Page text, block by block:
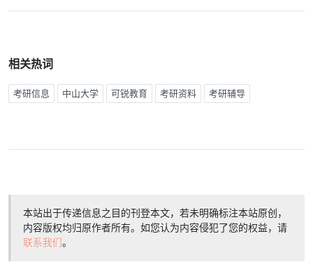
相关热词
考研信息 中山大学 可锐教育 考研资料 考研辅导
本站出于传递信息之目的刊登本文，若未明确标注本站原创，
内容版权均归原作者所有。如您认为内容侵犯了您的权益，请
联系我们。